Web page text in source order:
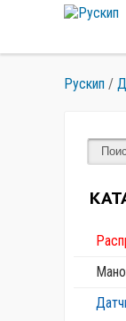
Рускип /